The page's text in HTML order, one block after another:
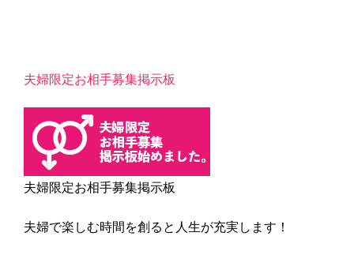
夫婦限定お相手募集掲示板
夫婦限定お相手募集掲示板
夫婦で楽しむ時間を創ると人生が充実します！